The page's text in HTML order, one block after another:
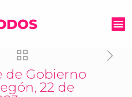
de Gobierno
22 de